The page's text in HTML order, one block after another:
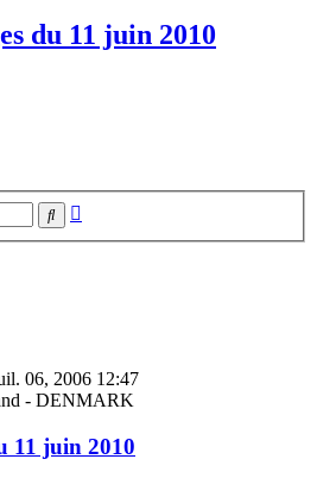
du 11 juin 2010
Rechercher
06, 2006 12:47
- DENMARK
11 juin 2010